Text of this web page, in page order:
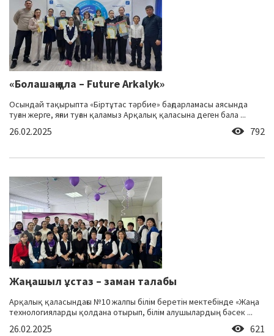
«Болашақ қала – Future Arkalyk»
Осындай тақырыпта «Біртұтас тәрбие» бағдарламасы аясында
туған жерге, яғни туған қаламыз Арқалық қаласына деген бала ...
26.02.2025 792
Жаңашыл ұстаз – заман талабы
Арқалық қаласындағы №10 жалпы білім беретін мектебінде «Жаңа
технологияларды қолдана отырып, білім алушылардың бәсек ...
26.02.2025 621